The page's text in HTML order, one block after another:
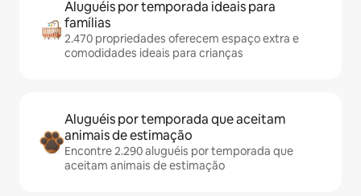
Aluguéis por temporada ideais para
famílias
2.470 propriedades oferecem espaço extra e
comodidades ideais para crianças
Aluguéis por temporada que aceitam
animais de estimação
Encontre 2.290 aluguéis por temporada que
aceitam animais de estimação